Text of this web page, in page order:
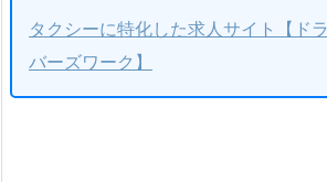
タクシーに特化した求人サイト【ド
バーズワーク】